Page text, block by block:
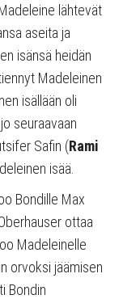
lähtevät
aseita ja
isänsä heidän
Madeleinen
isällään oli
seuraavaan
Safin (Rami
isää.
Bondille Max
ottaa
Madeleinelle
orvoksi jäämisen
Bondin